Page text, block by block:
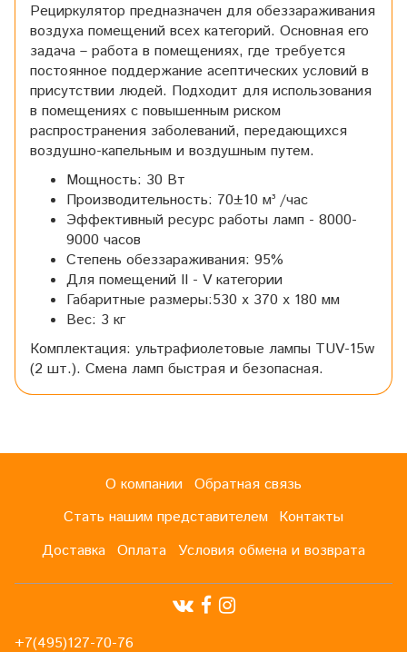
Рециркулятор предназначен для обеззараживания
воздуха помещений всех категорий. Основная его
задача – работа в помещениях, где требуется
постоянное поддержание асептических условий в
присутствии людей. Подходит для использования
в помещениях с повышенным риском
распространения заболеваний, передающихся
воздушно-капельным и воздушным путем.
Мощность: 30 Вт
Производительность: 70±10 м³ /час
Эффективный ресурс работы ламп - 8000-
9000 часов
Степень обеззараживания: 95%
Для помещений II - V категории
Габаритные размеры:530 х 370 х 180 мм
Вес: 3 кг
Комплектация: ультрафиолетовые лампы TUV-15w
(2 шт.). Смена ламп быстрая и безопасная.
О компании Обратная связь
Стать нашим представителем Контакты
Доставка Оплата Условия обмена и возврата
+7(495)127-70-76